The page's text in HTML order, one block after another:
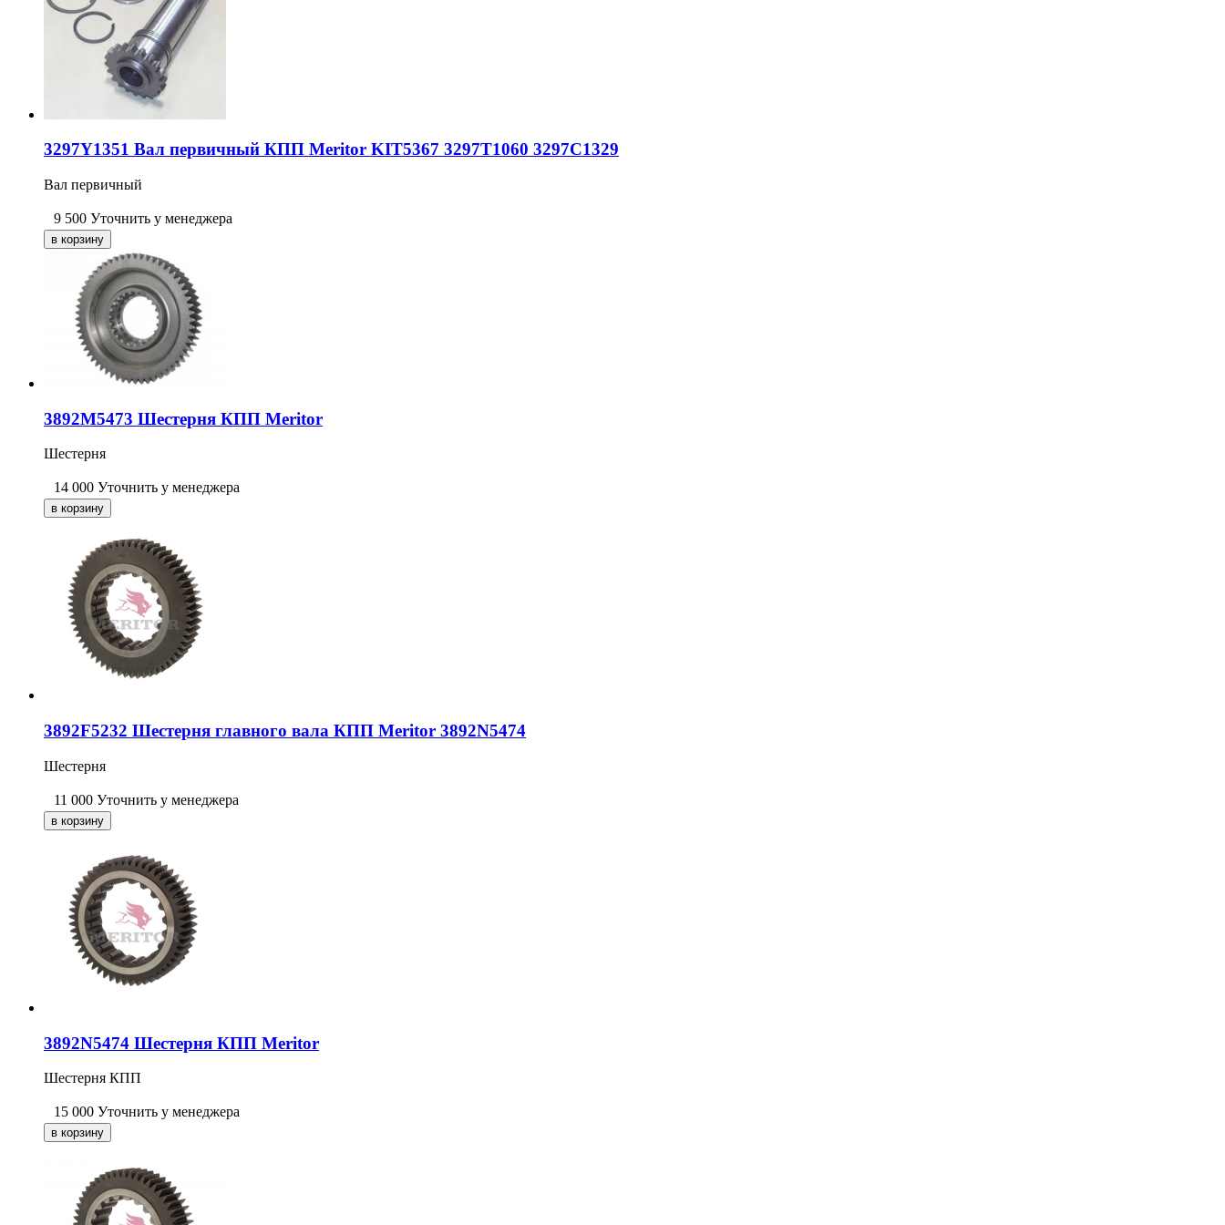
3297Y1351 Вал первичный КПП Meritor KIT5367 3297T1060 3297C1329
Вал первичный
9 500 Уточнить у менеджера
3892M5473 Шестерня КПП Meritor
Шестерня
14 000 Уточнить у менеджера
3892F5232 Шестерня главного вала КПП Meritor 3892N5474
Шестерня
11 000 Уточнить у менеджера
3892N5474 Шестерня КПП Meritor
Шестерня КПП
15 000 Уточнить у менеджера